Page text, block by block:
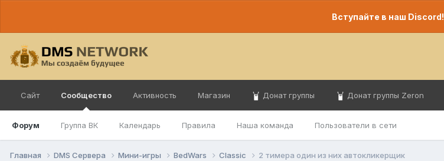
Вступайте в наш Discord!
Сайт Сообщество
Форум Группа ВК Календарь Правила Наша команда Пользователи в сети
Активность Магазин Донат группы Донат группы Zeron
Главная DMS Сервера Мини-игры BedWars Classic 2 тимера один из них автокликерщик